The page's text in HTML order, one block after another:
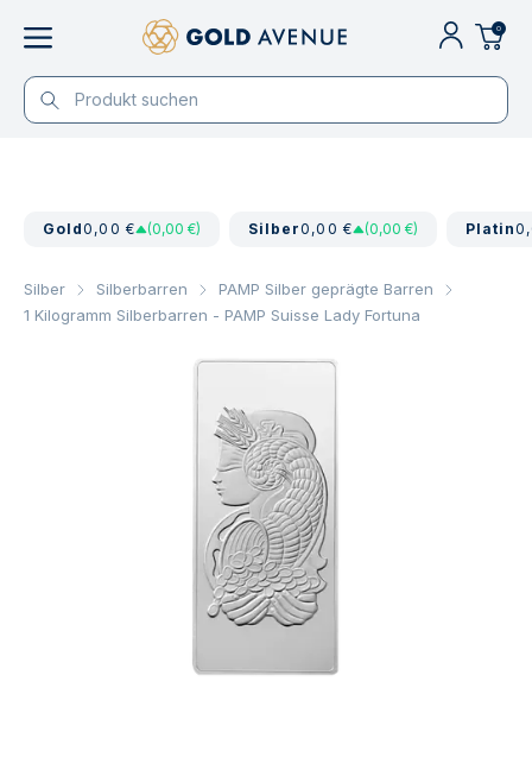
0
Gold0,00 € (0,00 €) Silber0,00 € (0,00 €) Platin
Silber Silberbarren
PAMP Silber geprägte Barren
1 Kilogramm Silberbarren - PAMP Suisse Lady Fortuna